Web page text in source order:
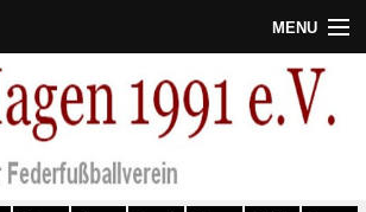
MENU